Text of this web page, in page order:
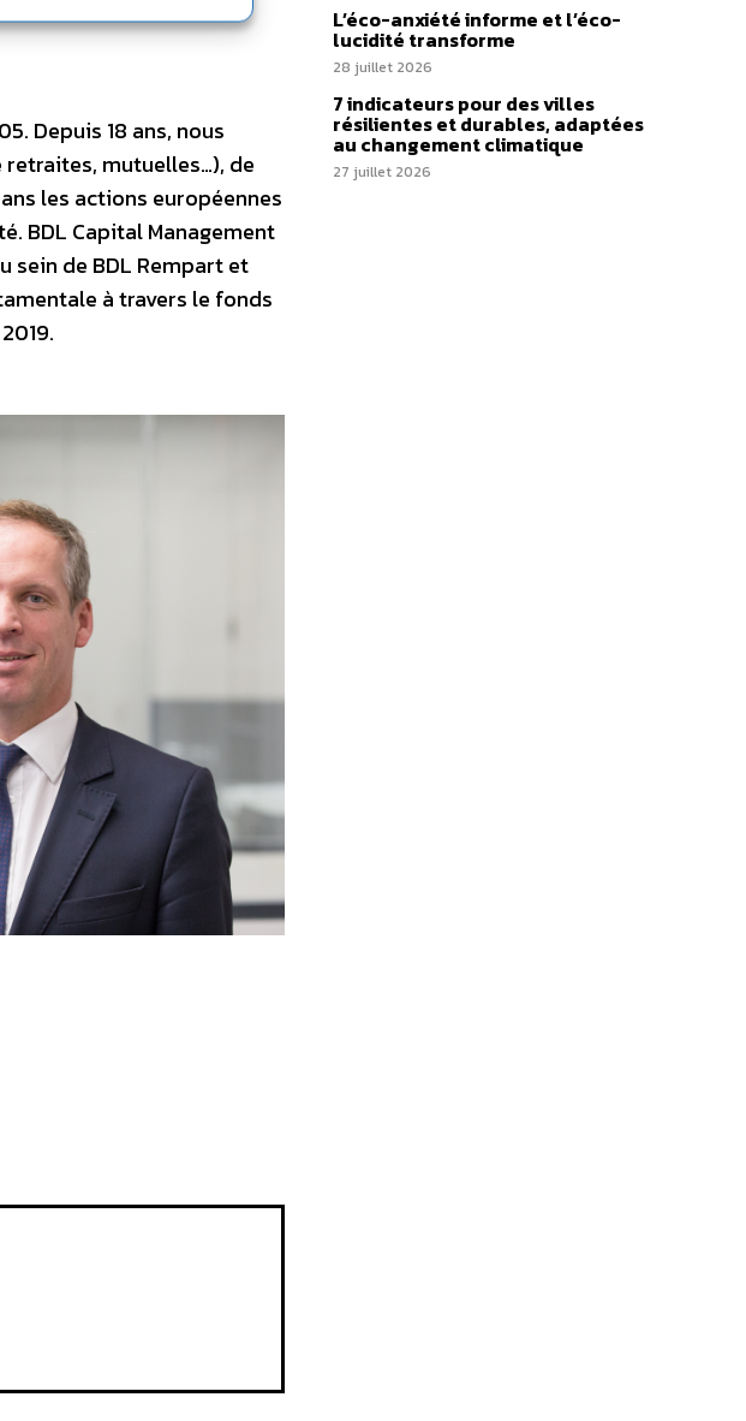
Depuis 18 ans, nous
retraites, mutuelles…), de
les actions européennes
BDL Capital Management
sein de BDL Rempart et
à travers le fonds
L’éco-anxiété informe et l’éco-
lucidité transforme
28 juillet 2026
7 indicateurs pour des villes
résilientes et durables, adaptées
au changement climatique
27 juillet 2026